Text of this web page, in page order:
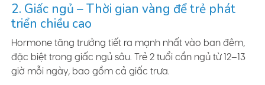
2. Giấc ngủ – Thời gian vàng để trẻ phát
triển chiều cao
Hormone tăng trưởng tiết ra mạnh nhất vào ban đêm,
đặc biệt trong giấc ngủ sâu. Trẻ 2 tuổi cần ngủ từ 12–13
giờ mỗi ngày, bao gồm cả giấc trưa.